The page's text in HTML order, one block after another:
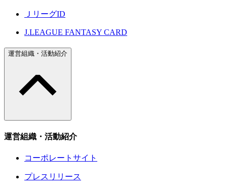
ＪリーグID
J.LEAGUE FANTASY CARD
運営組織・活動紹介
運営組織・活動紹介
コーポレートサイト
プレスリリース